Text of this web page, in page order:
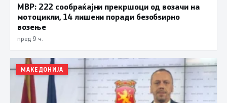
МВР: 222 сообраќајни прекршоци од возачи на
мотоцикли, 14 лишени поради безобѕирно
возење
пред 9 ч.
МАКЕДОНИЈА